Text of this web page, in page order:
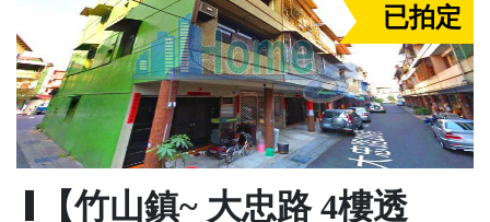
已拍定
【竹山鎮~ 大忠路 4樓透